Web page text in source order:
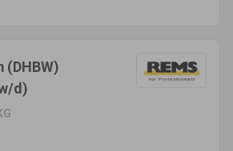
(DHBW)
d)